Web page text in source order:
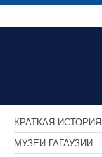
КРАТКАЯ ИСТОРИЯ
МУЗЕИ ГАГАУЗИИ